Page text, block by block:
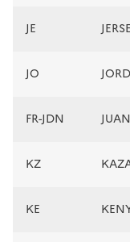
JE
JO
FR-JDN
KZ
KE